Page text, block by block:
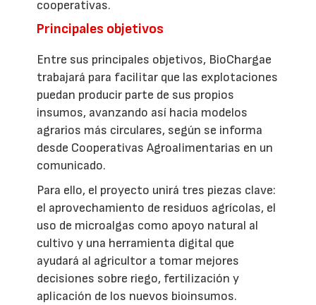
cooperativas.
Principales objetivos
Entre sus principales objetivos, BioChargae
trabajará para facilitar que las explotaciones
puedan producir parte de sus propios
insumos, avanzando así hacia modelos
agrarios más circulares, según se informa
desde Cooperativas Agroalimentarias en un
comunicado.
Para ello, el proyecto unirá tres piezas clave:
el aprovechamiento de residuos agrícolas, el
uso de microalgas como apoyo natural al
cultivo y una herramienta digital que
ayudará al agricultor a tomar mejores
decisiones sobre riego, fertilización y
aplicación de los nuevos bioinsumos.